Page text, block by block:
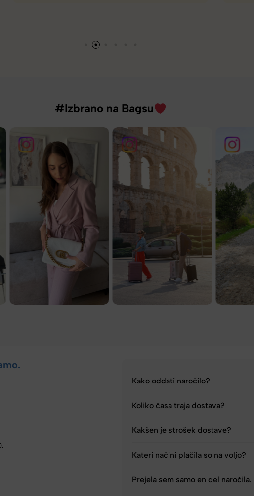
#Izbrano na Bagsu
Kako oddati naročilo?
Koliko časa traja dostava?
Kakšen je strošek dostave?
Kateri načini plačila so na voljo?
Prejela sem samo en del